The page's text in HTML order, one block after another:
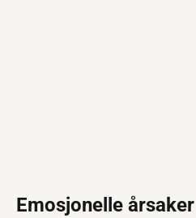
Emosjonelle årsaker